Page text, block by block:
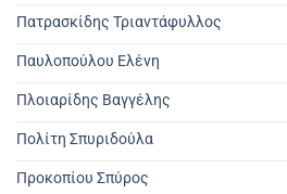
Πατρασκίδης Τριαντάφυλλος
Παυλοπούλου Ελένη
Πλοιαρίδης Βαγγέλης
Πολίτη Σπυριδούλα
Προκοπίου Σπύρος